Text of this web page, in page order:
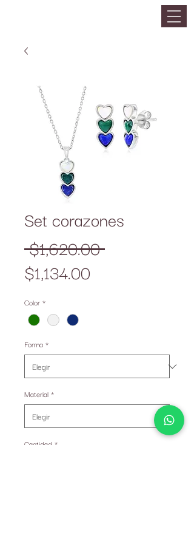
Set corazones
$1,620.00 Precio
$1,134.00
Color *
Forma *
Material *
Cantidad *